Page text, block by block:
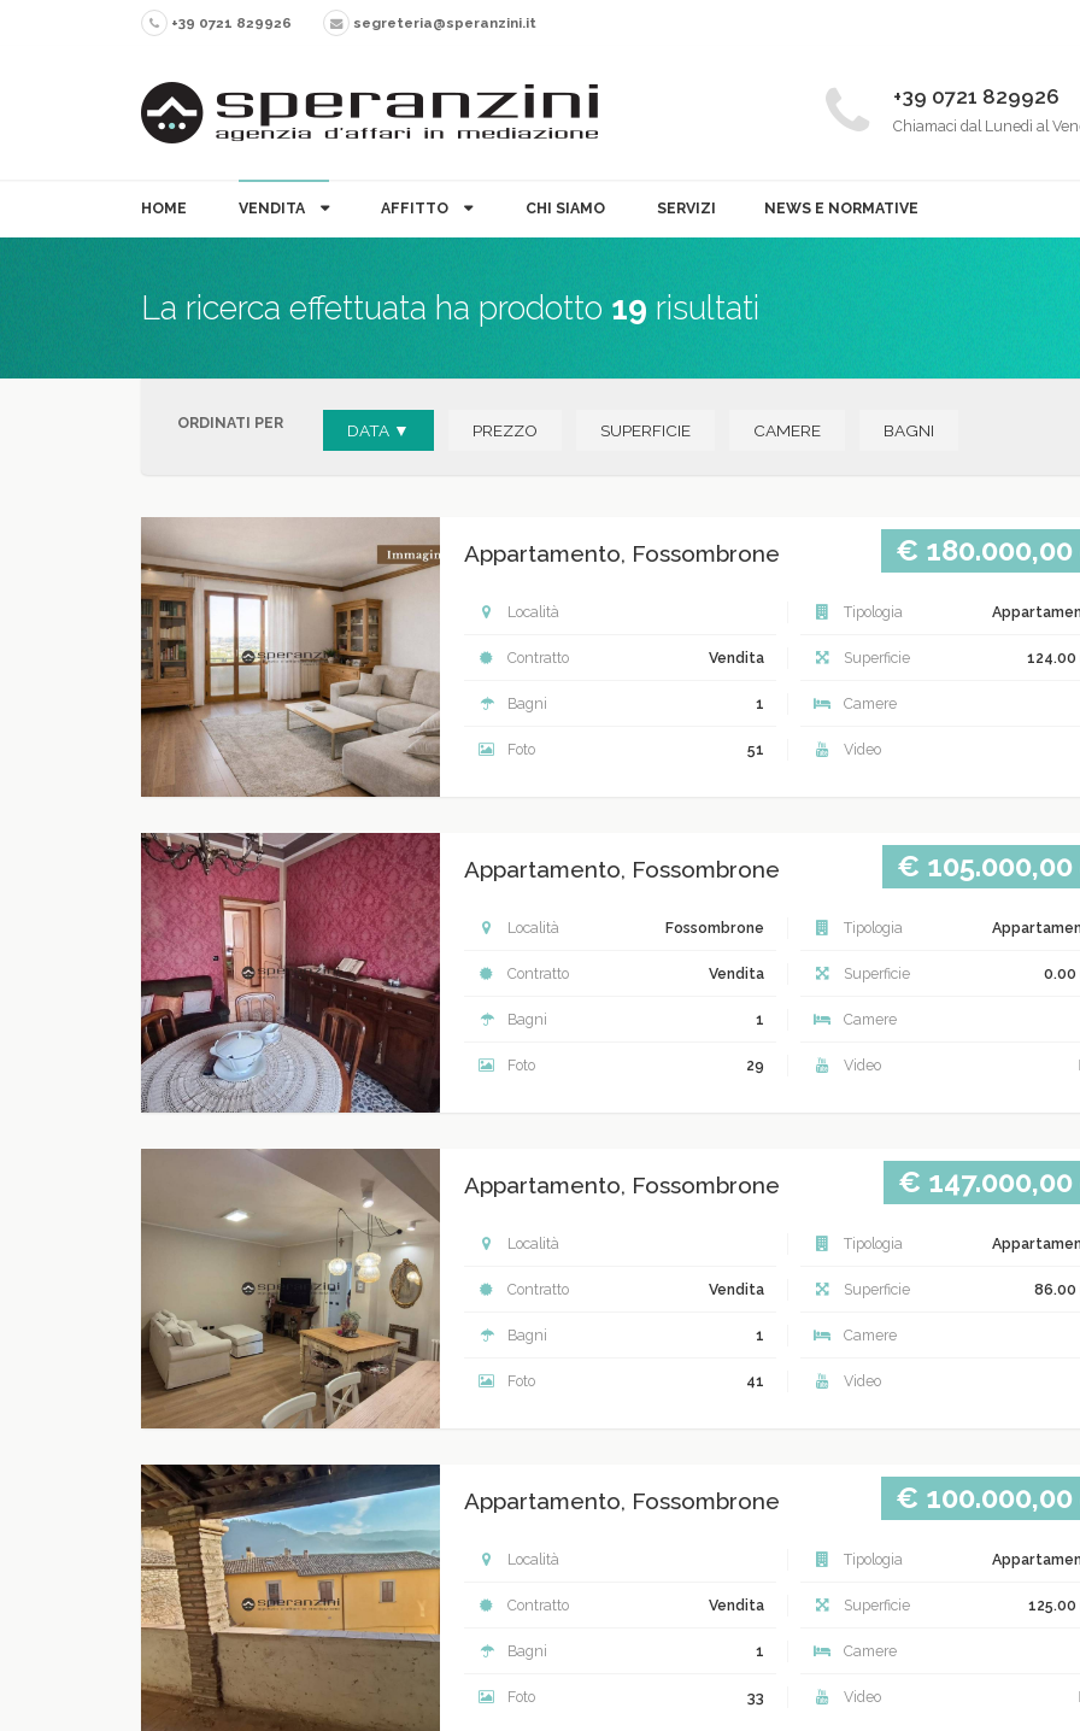
+39 0721 829926 segreteria@speranzini.it
+39 0721 829926
Chiamaci dal Lunedì al
HOME VENDITA AFFITTO CHI SIAMO SERVIZI NEWS E NORMATIVE
La ricerca effettuata ha prodotto 19 risultati
ORDINATI PER DATA ▼ PREZZO SUPERFICIE CAMERE BAGNI
Appartamento, Fossombrone € 180.000,00
Località Tipologia
Contratto Vendita Superficie 124.00
Bagni 1 Camere
Foto 51 Video
Appartamento, Fossombrone € 105.000,00
Località Fossombrone Tipologia
Contratto Vendita Superficie 0.00
Bagni 1 Camere
Foto 29 Video
Appartamento, Fossombrone € 147.000,00
Località Tipologia
Contratto Vendita Superficie 86.00
Bagni 1 Camere
Foto 41 Video
Appartamento, Fossombrone € 100.000,00
Località Tipologia
Contratto Vendita Superficie 125.00
Bagni 1 Camere
Foto 33 Video